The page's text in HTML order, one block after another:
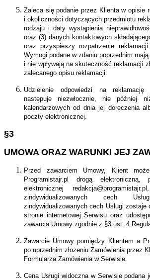
Zaleca się podanie przez Klienta w opisie
i okoliczności dotyczących przedmiotu
rodzaju i daty wystąpienia
oraz (3) danych kontaktowych
oraz przyspieszy rozpatrzenie reklamacji
Wymogi podane w zdaniu poprzednim
i nie wpływają na skuteczność reklamacji
zalecanego opisu reklamacji.
Udzielenie odpowiedzi na reklamację
następuje niezwłocznie, nie później
kalendarzowych od dnia jej doręczenia
poczty elektronicznej.
§3
UMOWA ORAZ WARUNKI JEJ
Przed zawarciem Umowy, Klient
Programistajr.pl drogą
elektronicznej
zindywidualizowanych cech
zindywidualizowanych cech Usługi zostaje
stronie internetowej Serwisu oraz
zawarcia Umowy zgodnie z §3 ust. 4
Zawarcie Umowy pomiędzy Klientem a
po uprzednim złożeniu Zamówienia przez
Formularza Zamówienia w Serwisie.
Cena Usługi widoczna w Serwisie podana